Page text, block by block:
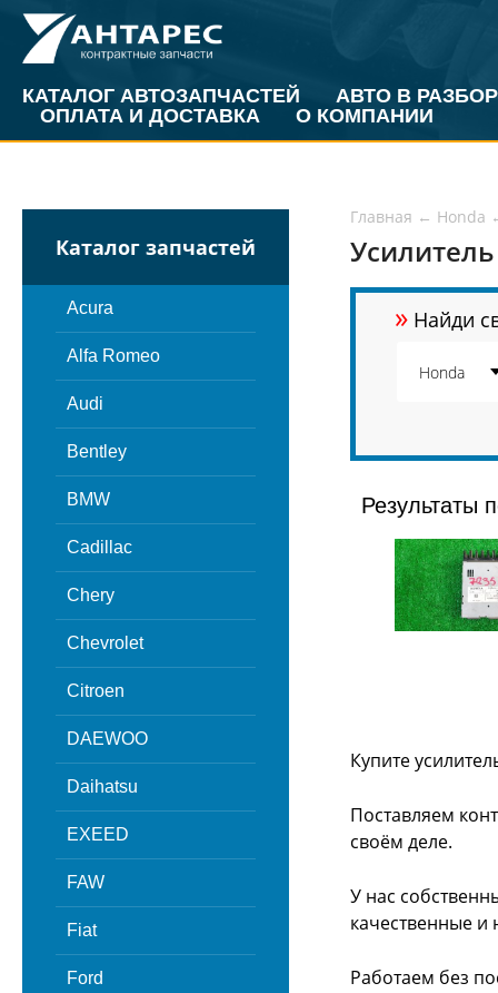
КАТАЛОГ АВТОЗАПЧАСТЕЙ
АВТО В РАЗБОР
ОПЛАТА И ДОСТАВКА
О КОМПАНИИ
Каталог запчастей
Acura
Alfa Romeo
Audi
Bentley
BMW
Cadillac
Chery
Chevrolet
Citroen
DAEWOO
Daihatsu
EXEED
FAW
Fiat
Ford
Главная ← Honda
» Найди
Результаты
Купите
Поставляем
своём деле.
У нас
качественные и
Работаем без